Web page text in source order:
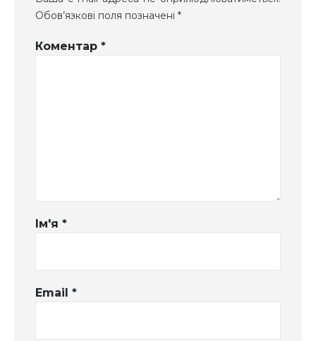
Обов’язкові поля позначені *
Коментар *
Ім'я *
Email *